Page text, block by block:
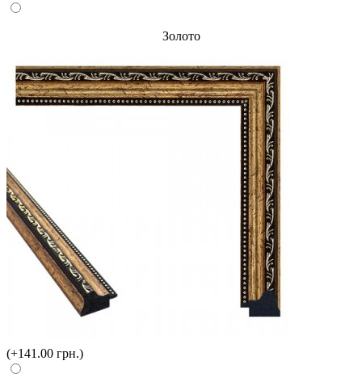
Золото
(+141.00 грн.)